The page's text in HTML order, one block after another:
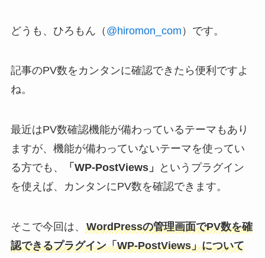
どうも、ひろもん（ @hiromon_com ）です。
記事のPV数をカンタンに確認できたら便利ですよ
ね。
最近はPV数確認機能が備わっているテーマもあり
ますが、機能が備わっていないテーマを使ってい
る方でも、
「WP-PostViews」
というプラグイン
を使えば、カンタンにPV数を確認できます。
そこで今回は、 WordPressの管理画面でPV数を確
認できるプラグイン「WP-PostViews」について